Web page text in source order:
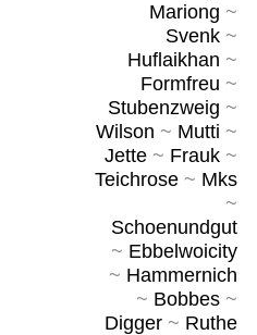
Mariong ~
Svenk~
Huflaikhan ~
Formfreu ~
Stubenzweig ~
Wilson ~ Mutti ~
Jette~ Frauk~
Teichrose~ Mks
~
Schoenundgut
~ Ebbelwoicity
~ Hammernich
~ Bobbes~
Digger~ Ruthe